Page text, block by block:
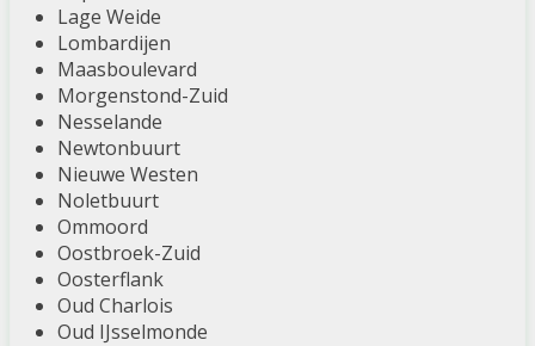
Lage Weide
Lombardijen
Maasboulevard
Morgenstond-Zuid
Nesselande
Newtonbuurt
Nieuwe Westen
Noletbuurt
Ommoord
Oostbroek-Zuid
Oosterflank
Oud Charlois
Oud IJsselmonde